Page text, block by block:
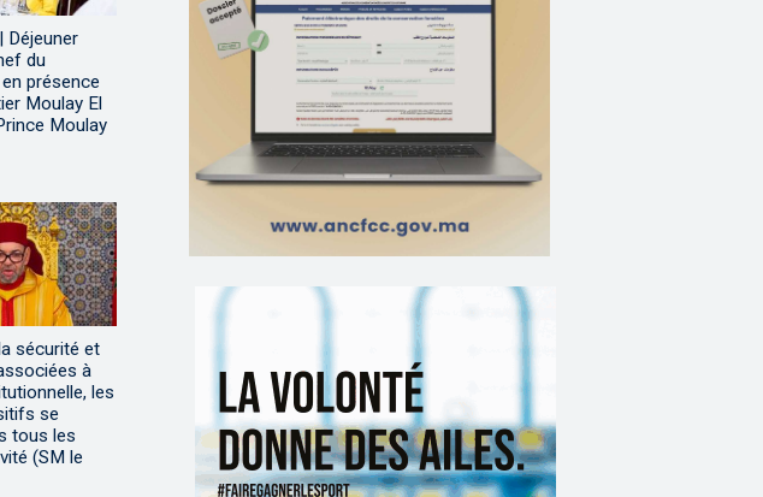
Déjeuner
du
présence
Moulay El
Moulay
sécurité et
à
les
se
tous les
(SM le